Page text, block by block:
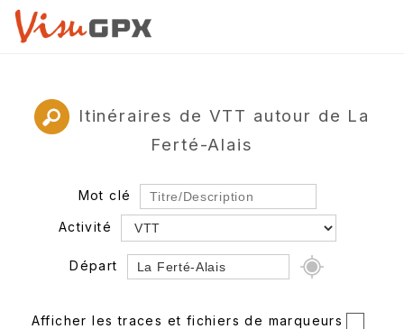
Itinéraires de VTT autour de La
Ferté-Alais
Mot clé
Activité
Départ
Afficher les traces et fichiers de marqueurs